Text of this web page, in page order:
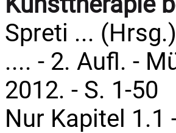
Spreti ...
.... - 2. Aufl. -
2012. - S. 1-50
Nur Kapitel 1.1